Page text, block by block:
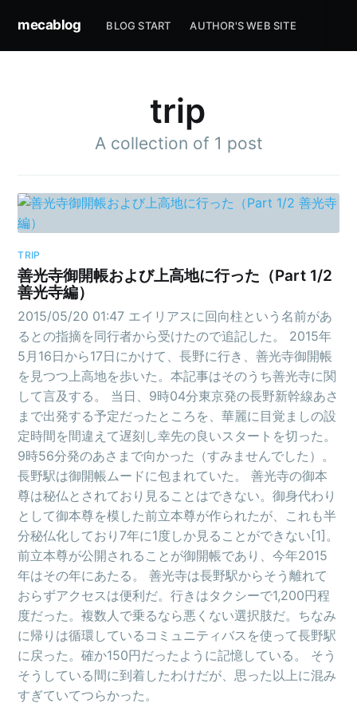
mecablog BLOG START AUTHOR'S WEB SITE
trip
A collection of 1 post
TRIP
善光寺御開帳および上高地に行った（Part 1/2
善光寺編）
2015/05/20 01:47 エイリアスに回向柱という名前があ
るとの指摘を同行者から受けたので追記した。 2015年
5月16日から17日にかけて、長野に行き、善光寺御開帳
を見つつ上高地を歩いた。本記事はそのうち善光寺に関
して言及する。 当日、9時04分東京発の長野新幹線あさ
まで出発する予定だったところを、華麗に目覚ましの設
定時間を間違えて遅刻し幸先の良いスタートを切った。
9時56分発のあさまで向かった（すみませんでした）。
長野駅は御開帳ムードに包まれていた。 善光寺の御本
尊は秘仏とされており見ることはできない。御身代わり
として御本尊を模した前立本尊が作られたが、これも半
分秘仏化しており7年に1度しか見ることができない[1]。
前立本尊が公開されることが御開帳であり、今年2015
年はその年にあたる。 善光寺は長野駅からそう離れて
おらずアクセスは便利だ。行きはタクシーで1,200円程
度だった。複数人で乗るなら悪くない選択肢だ。ちなみ
に帰りは循環しているコミュニティバスを使って長野駅
に戻った。確か150円だったように記憶している。 そう
そうしている間に到着したわけだが、思った以上に混み
すぎていてつらかった。